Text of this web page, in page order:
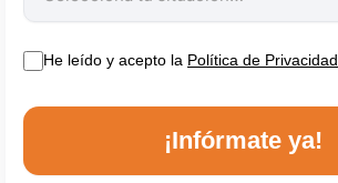
He leído y acepto la Política de Privacidad
¡Infórmate ya!